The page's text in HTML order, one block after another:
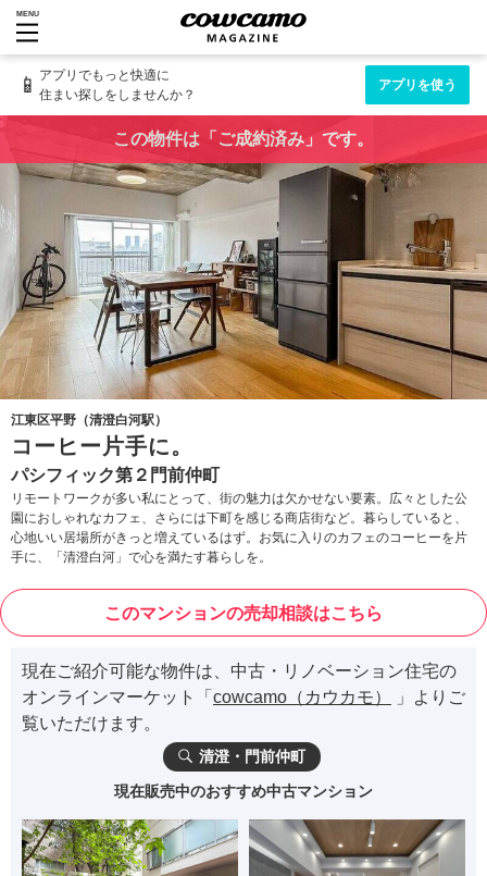
MENU
📱 アプリでもっと快適に
住まい探しをしませんか？
アプリを使う
この物件は「ご成約済み」です。
江東区平野（清澄白河駅）
コーヒー片手に。
パシフィック第２門前仲町
リモートワークが多い私にとって、街の魅力は欠かせない要素。広々とした公
園におしゃれなカフェ、さらには下町を感じる商店街など。暮らしていると、
心地いい居場所がきっと増えているはず。お気に入りのカフェのコーヒーを片
手に、「清澄白河」で心を満たす暮らしを。
このマンションの売却相談はこちら
現在ご紹介可能な物件は、中古・リノベーション住宅の
オンラインマーケット「 cowcamo（カウカモ）
」よりご
覧いただけます。
清澄・門前仲町
現在販売中のおすすめ中古マンション